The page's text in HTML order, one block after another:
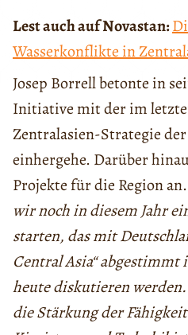
Lest auch auf Novastan:
Wasserkonflikte in
Josep Borrell betonte in
Initiative mit der im
Zentralasien-Strategie
einhergehe. Darüber
Projekte für die Region an.
wir noch in diesem Jahr
starten, das mit
Central Asia“
heute diskutieren
die Stärkung der